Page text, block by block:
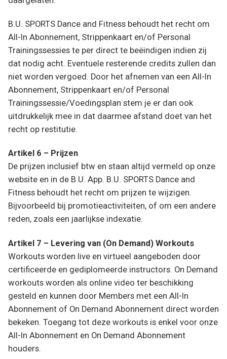
B.U. SPORTS Dance and Fitness behoudt het recht om
All-In Abonnement, Strippenkaart en/of Personal
Trainingssessies te per direct te beëindigen indien zij
dat nodig acht. Eventuele resterende credits zullen dan
niet worden vergoed. Door het afnemen van een All-In
Abonnement, Strippenkaart en/of Personal
Trainingssessie/Voedingsplan stem je er dan ook
uitdrukkelijk mee in dat daarmee afstand doet van het
recht op restitutie.
Artikel 6 – Prijzen
De prijzen inclusief btw en staan altijd vermeld op onze
website en in de B.U. App. B.U. SPORTS Dance and
Fitness behoudt het recht om prijzen te wijzigen.
Bijvoorbeeld bij promotieactiviteiten, of om een andere
reden, zoals een jaarlijkse indexatie.
Artikel 7 – Levering van (On Demand) Workouts
Workouts worden live en virtueel aangeboden door
certificeerde en gediplomeerde instructors. On Demand
workouts worden als online video ter beschikking
gesteld en kunnen door Members met een All-In
Abonnement of On Demand Abonnement direct worden
bekeken. Toegang tot deze workouts is enkel voor onze
All-In Abonnement en On Demand Abonnement
houders.